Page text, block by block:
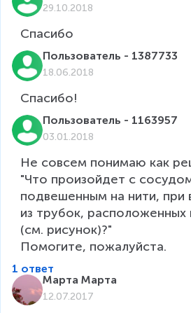
29.10.2018
Спасибо
Пользователь - 1387733
18.06.2018
Спасибо!
Пользователь - 1163957
03.01.2018
Не совсем понимаю как
"Что произойдет с
подвешенным на нити, при
из трубок, расположенных
(см. рисунок)?"
Помогите, пожалуйста.
1 ответ
Марта Марта
12.07.2017